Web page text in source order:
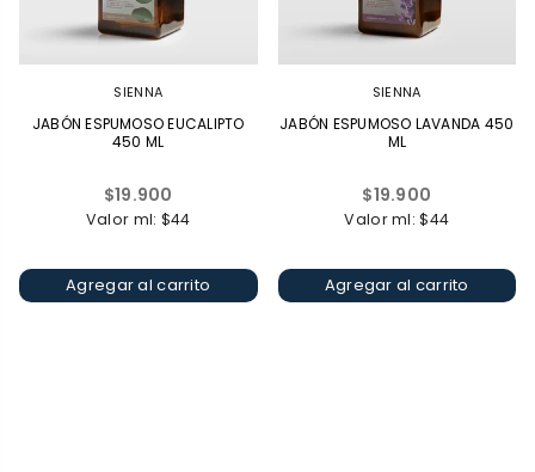
SIENNA
JABÓN ESPUMOSO EUCALIPTO
450 ML
Precio
habitual
$19.900
Valor ml: $44
Agregar al carrito
SIENNA
JABÓN ESPUMOSO LAVANDA 450
ML
Precio
habitual
$19.900
Valor ml: $44
Agregar al carrito